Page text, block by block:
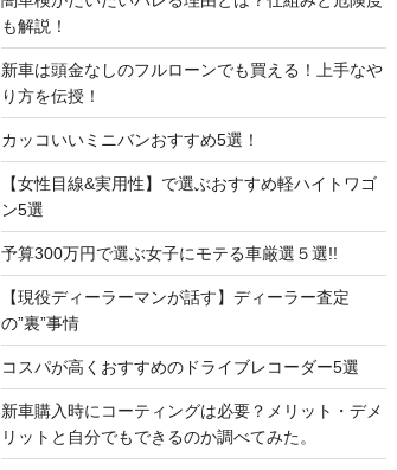
も解説！
新車は頭金なしのフルローンでも買える！上手なや
り方を伝授！
カッコいいミニバンおすすめ5選！
【女性目線&実用性】で選ぶおすすめ軽ハイトワゴ
ン5選
予算300万円で選ぶ女子にモテる車厳選５選!!
【現役ディーラーマンが話す】ディーラー査定
の”裏”事情
コスパが高くおすすめのドライブレコーダー5選
新車購入時にコーティングは必要？メリット・デメ
リットと自分でもできるのか調べてみた。